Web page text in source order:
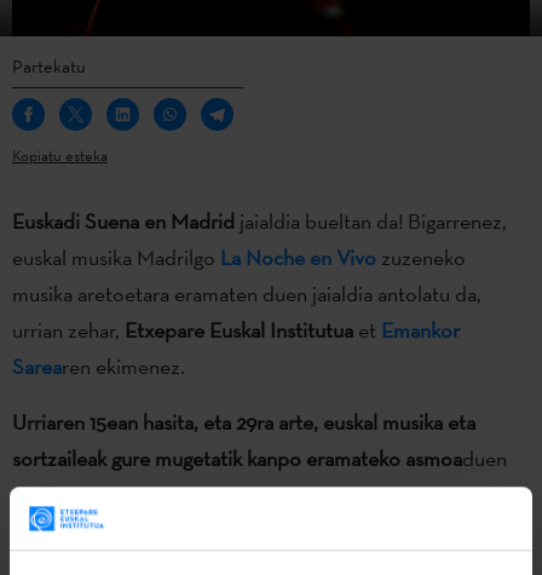
Partekatu
Kopiatu esteka
Euskadi Suena en Madrid jaialdia bueltan da! Bigarrenez,
euskal musika Madrilgo La Noche en Vivo zuzeneko
musika aretoetara eramaten duen jaialdia antolatu da,
urrian zehar, Etxepare Euskal Institutua et Emankor
Sarearen ekimenez.
Urriaren 15ean hasita, eta 29ra arte, euskal musika eta
sortzaileak gure mugetatik kanpo eramateko asmoaduen
jaialdiaz gozatu ahal izango da areto ezberdinetan.
Aurtengoan 5 talde hautatu dira kontzertuak eskaintzeko: